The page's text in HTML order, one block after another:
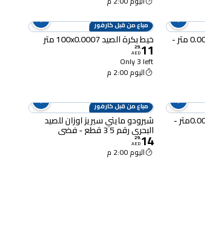
خيط صيد بالبكرة 100×0.0004 متر -
مباع من قبل كارفور
خيط بكرة الصيد 100x0.0007 متر
11
.
29
AED
Only 3 left
اليوم 2:00 م
خيط صيد بالبكرة 100×0.0012متر -
مباع من قبل كارفور
شيرودو مايتي سيريز اوزان للصيد
البحري رقم 5 3 قطع - فضي
14
.
29
AED
اليوم 2:00 م